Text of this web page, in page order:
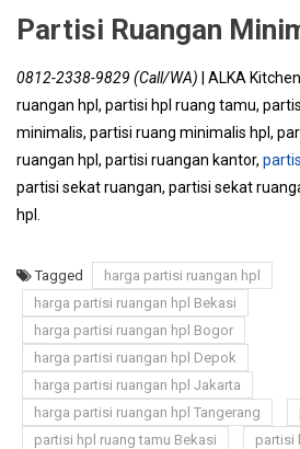
Partisi Ruangan
0812-2338-9829 (Call/WA) | ALKA
ruangan hpl, partisi hpl ruang tamu,
minimalis, partisi ruang minimalis hpl,
ruangan hpl, partisi ruangan kantor,
partisi sekat ruangan, partisi sekat
hpl.
Tagged
harga partisi ruangan hpl
harga partisi ruangan hpl Bekasi
harga partisi ruangan hpl Bogor
harga partisi ruangan hpl Depok
harga partisi ruangan hpl Jakarta
harga partisi ruangan hpl Tangerang
partisi hpl ruang tamu Bekasi
partisi